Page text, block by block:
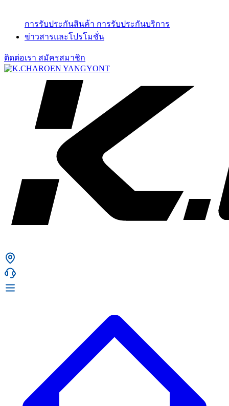
การรับประกันสินค้า การรับประกันบริการ
ข่าวสารและโปรโมชั่น
ติดต่อเรา สมัครสมาชิก
การรับประกันสินค้า
ข่าวสารและโปรโมชั่น
02 393 3356
ก. เจริญยางยนต์ (บริษัท มิ้งค์ แอนด์ ซีน จำกัด) 2275 ถ.สุขุมวิท
(ระหว่างซอยสุขุมวิท 89/1 - 91) แขวงบางจาก เขตพระโขนง
กรุงเทพมหานคร 10260
ก. เจริญค็อกพิท